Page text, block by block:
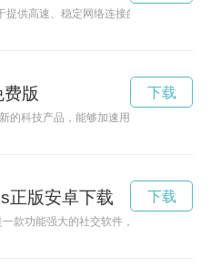
提供高速、稳定网络连接的应用程序，
版
的科技产品，能够加速用户的生活节奏，
下载
正版安卓下载
款功能强大的社交软件，为用户提供更
下载